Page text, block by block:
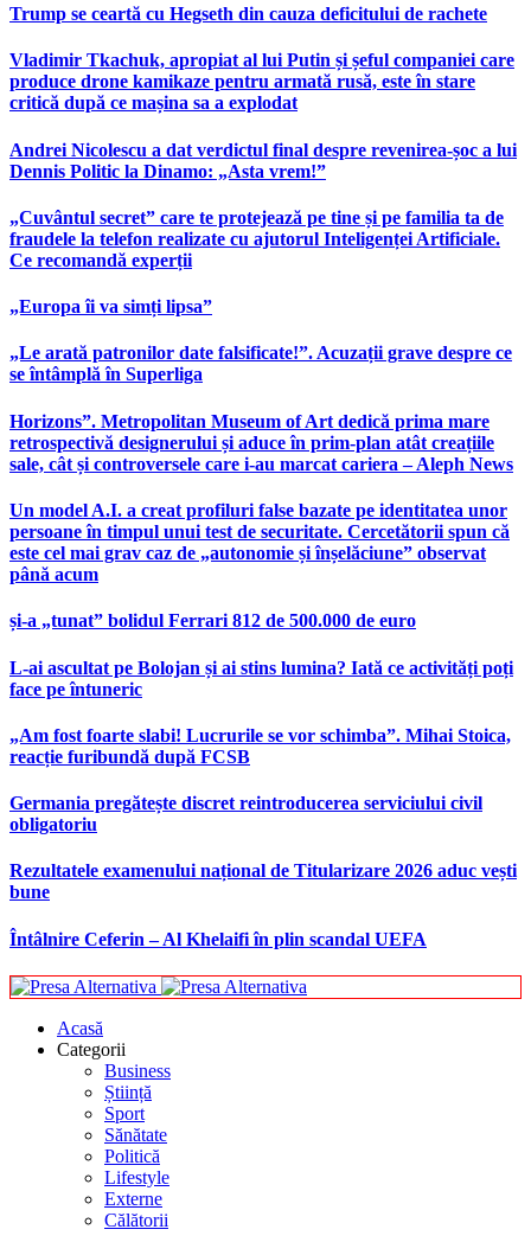
Trump se ceartă cu Hegseth din cauza deficitului de rachete
Vladimir Tkachuk, apropiat al lui Putin și șeful companiei care
produce drone kamikaze pentru armată rusă, este în stare
critică după ce mașina sa a explodat
Andrei Nicolescu a dat verdictul final despre revenirea-șoc a lui
Dennis Politic la Dinamo: „Asta vrem!”
„Cuvântul secret” care te protejează pe tine și pe familia ta de
fraudele la telefon realizate cu ajutorul Inteligenței Artificiale.
Ce recomandă experții
„Europa îi va simți lipsa”
„Le arată patronilor date falsificate!”. Acuzații grave despre ce
se întâmplă în Superliga
Horizons”. Metropolitan Museum of Art dedică prima mare
retrospectivă designerului și aduce în prim-plan atât creațiile
sale, cât și controversele care i-au marcat cariera – Aleph News
Un model A.I. a creat profiluri false bazate pe identitatea unor
persoane în timpul unui test de securitate. Cercetătorii spun că
este cel mai grav caz de „autonomie și înșelăciune” observat
până acum
și-a „tunat” bolidul Ferrari 812 de 500.000 de euro
L-ai ascultat pe Bolojan și ai stins lumina? Iată ce activități poți
face pe întuneric
„Am fost foarte slabi! Lucrurile se vor schimba”. Mihai Stoica,
reacție furibundă după FCSB
Germania pregătește discret reintroducerea serviciului civil
obligatoriu
Rezultatele examenului național de Titularizare 2026 aduc vești
bune
Întâlnire Ceferin – Al Khelaifi în plin scandal UEFA
Acasă
Categorii
Business
Știință
Sport
Sănătate
Politică
Lifestyle
Externe
Călătorii